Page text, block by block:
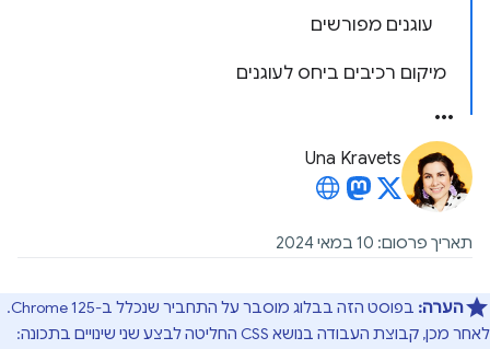
עוגנים מפורשים
מיקום רכיבים ביחס לעוגנים
Una Kravets
תאריך פרסום: 10 במאי 2024
הערה:
בפוסט הזה בבלוג מוסבר על התחביר שנכלל ב-Chrome 125.
לאחר מכן, קבוצת העבודה בנושא CSS החליטה לבצע שני שינויים בתכונה: